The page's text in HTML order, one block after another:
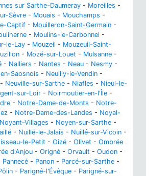
sur Sarthe-Daumeray - Moreilles -
Sèvre - Mouais - Mouchamps -
Captif - Mouilleron-Saint-Germain -
- Moulins-le-Carbonnel -
le-Lay - Mouzeil - Mouzeuil-Saint-
- Mozé-sur-Louet - Mulsanne -
- Nalliers - Nantes - Neau - Nesmy -
Saosnois - Neuilly-le-Vendin -
- Neuville-sur-Sarthe - Niafles - Nieul-le-
sur-Loir - Noirmoutier-en-l'Île -
- Notre-Dame-de-Monts - Notre-
- Notre-Dame-des-Landes - Noyal-
Noyant-Villages - Noyen-sur-Sarthe -
- Nuillé-le-Jalais - Nuillé-sur-Vicoin -
le-Petit - Oizé - Olivet - Ombrée
d'Anjou - Origné - Orvault - Oudon -
Pannecé - Panon - Parcé-sur-Sarthe -
- Parigné-l'Évêque - Parigné-sur-